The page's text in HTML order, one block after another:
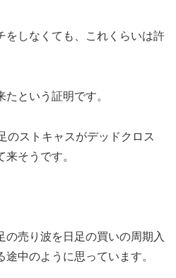
をしなくても、これくらいは許
という証明です。
のストキャスがデッドクロス
そうです。
の売り波を日足の買いの周期入
中のように思っています。